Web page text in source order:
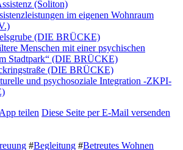
(Soliton)
im eigenen Wohnraum
(DIE BRÜCKE)
Menschen mit einer psychischen
Stadtpark“ (DIE BRÜCKE)
(DIE BRÜCKE)
und psychosoziale Integration -ZKPI-
teilen Diese Seite per E-Mail versenden
#Begleitung #Betreutes Wohnen